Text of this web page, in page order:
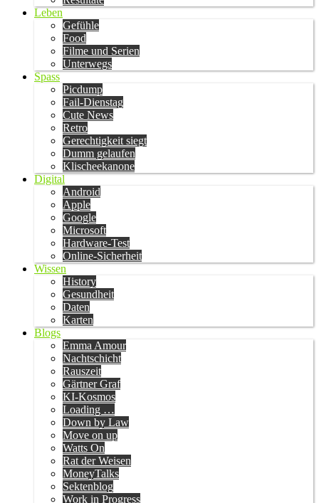
Leben
Gefühle
Food
Filme und Serien
Unterwegs
Spass
Picdump
Fail-Dienstag
Cute News
Retro
Gerechtigkeit siegt
Dumm gelaufen
Klischeekanone
Digital
Android
Apple
Google
Microsoft
Hardware-Test
Online-Sicherheit
Wissen
History
Gesundheit
Daten
Karten
Blogs
Emma Amour
Nachtschicht
Rauszeit
Gärtner Graf
KI-Kosmos
Loading …
Down by Law
Move on up
Watts On
Rat der Weisen
MoneyTalks
Sektenblog
Work in Progress